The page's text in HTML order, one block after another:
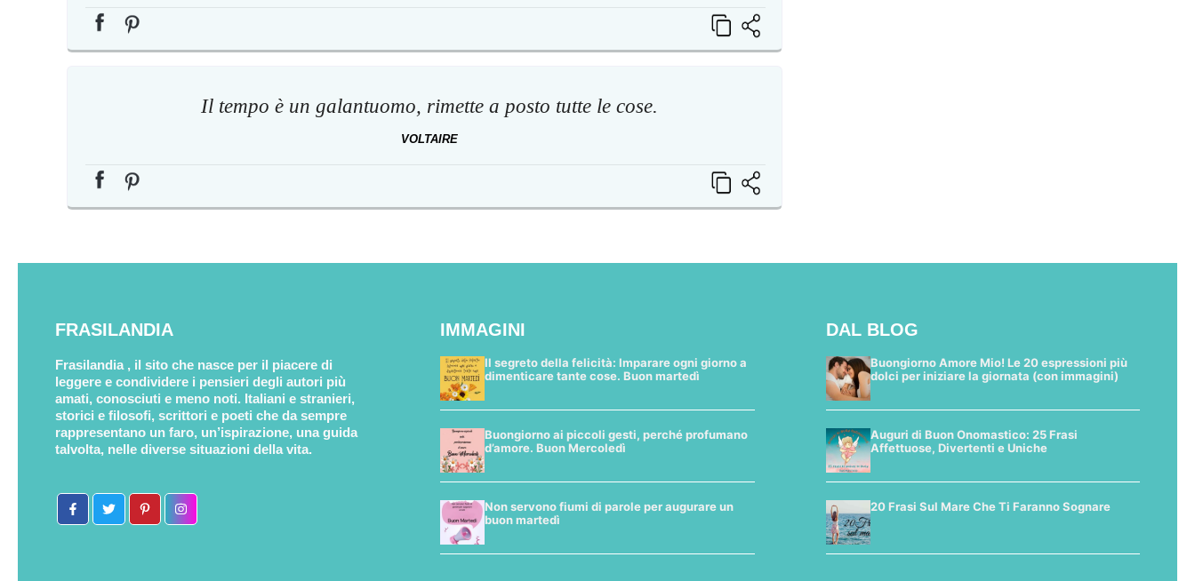
Il tempo è un galantuomo, rimette a posto tutte le cose.
VOLTAIRE
FRASILANDIA
Frasilandia , il sito che nasce per il piacere di
leggere e condividere i pensieri degli autori più
amati, conosciuti e meno noti. Italiani e stranieri,
storici e filosofi, scrittori e poeti che da sempre
rappresentano un faro, un’ispirazione, una guida
talvolta, nelle diverse situazioni della vita.
IMMAGINI
Il segreto della felicità: Imparare ogni giorno a
dimenticare tante cose. Buon martedì
Buongiorno ai piccoli gesti, perché profumano
d’amore. Buon Mercoledì
Non servono fiumi di parole per augurare un
buon martedì
DAL BLOG
Buongiorno Amore Mio! Le 20 espressioni più
dolci per iniziare la giornata (con immagini)
Auguri di Buon Onomastico: 25 Frasi
Affettuose, Divertenti e Uniche
20 Frasi Sul Mare Che Ti Faranno Sognare